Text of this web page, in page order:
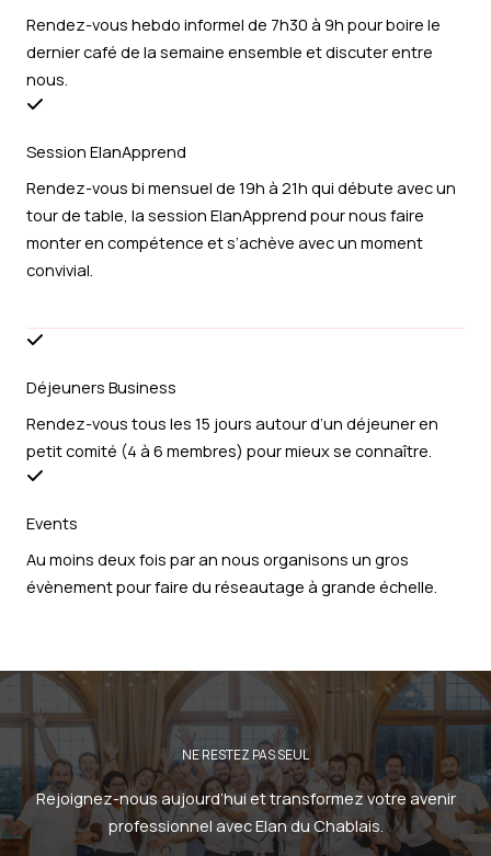
Rendez-vous hebdo informel de 7h30 à 9h pour boire le
dernier café de la semaine ensemble et discuter entre
nous.
Session ElanApprend
Rendez-vous bi mensuel de 19h à 21h qui débute avec un
tour de table, la session ElanApprend pour nous faire
monter en compétence et s’achève avec un moment
convivial.
Déjeuners Business
Rendez-vous tous les 15 jours autour d’un déjeuner en
petit comité (4 à 6 membres) pour mieux se connaître.
Events
Au moins deux fois par an nous organisons un gros
évènement pour faire du réseautage à grande échelle.
NE RESTEZ PAS SEUL
Rejoignez-nous aujourd’hui et transformez votre avenir
professionnel avec Elan du Chablais.